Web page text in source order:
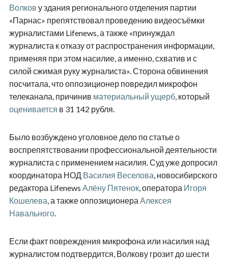
Волков у здания регионального отделения партии
«Парнас» препятствовал проведению видеосъёмки
журналистами Lifenews, а также «принуждал
журналиста к отказу от распространения информации,
применяя при этом насилие, а именно, схватив и с
силой сжимая руку журналиста». Сторона обвинения
посчитала, что оппозиционер повредил микрофон
телеканала, причинив материальный ущерб, который
оценивается в 31 142 рубля.
Было возбуждено уголовное дело по статье о
воспрепятствовании профессиональной деятельности
журналиста с применением насилия. Суд уже допросил
координатора НОД Василия Веселова, новосибирского
редактора Lifenews Алёну Пятенок, оператора Игоря
Кошелева, а также оппозиционера Алексея
Навального.
Если факт повреждения микрофона или насилия над
журналистом подтвердится, Волкову грозит до шести